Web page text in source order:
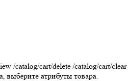
/catalog/cart/delete /catalog/cart/clear
выберите атрибуты товара.